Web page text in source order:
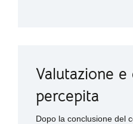
Valutazione e
percepita
Dopo la conclusione del